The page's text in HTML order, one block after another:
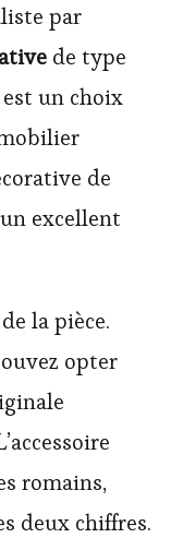
par
de type
un choix
de
excellent
la pièce.
opter
romains,
deux chiffres.